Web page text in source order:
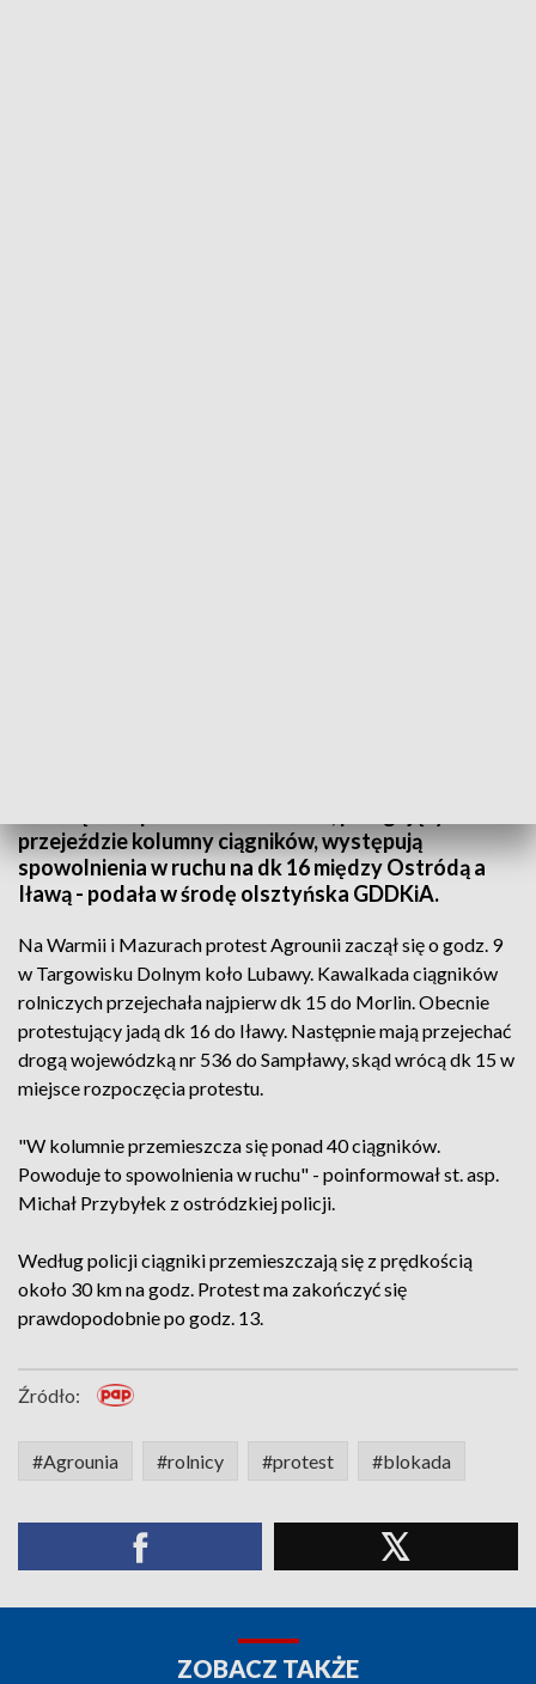
przejeździe kolumny ciągników, występują
spowolnienia w ruchu na dk 16 między Ostródą a
Iławą - podała w środę olsztyńska GDDKiA.
Na Warmii i Mazurach protest Agrounii zaczął się o godz. 9
w Targowisku Dolnym koło Lubawy. Kawalkada ciągników
rolniczych przejechała najpierw dk 15 do Morlin. Obecnie
protestujący jadą dk 16 do Iławy. Następnie mają przejechać
drogą wojewódzką nr 536 do Sampławy, skąd wrócą dk 15 w
miejsce rozpoczęcia protestu.
"W kolumnie przemieszcza się ponad 40 ciągników.
Powoduje to spowolnienia w ruchu" - poinformował st. asp.
Michał Przybyłek z ostródzkiej policji.
Według policji ciągniki przemieszczają się z prędkością
około 30 km na godz. Protest ma zakończyć się
prawdopodobnie po godz. 13.
Źródło:
#Agrounia #rolnicy #protest #blokada
ZOBACZ TAKŻE